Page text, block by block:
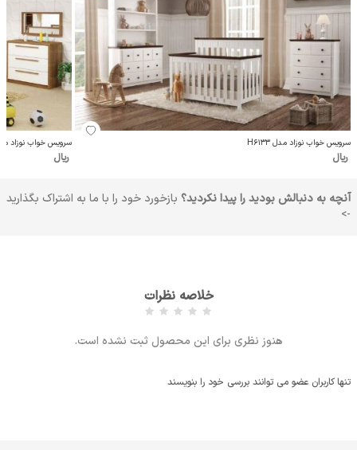
سرویس خواب نوزاد مدل H6133
ریال
سرویس خواب نوزاد مدل H6134
ریال
آنچه به دنبالش بودید را پیدا نکردید؟ بازخورد خود را با ما به اشتراک بگذارید
->
خلاصه نظرات
هنوز نظری برای این محصول ثبت نشده است.
تنها کاربران عضو می توانند بررسی خود را بنویسند